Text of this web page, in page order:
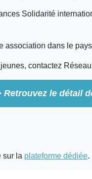
Solidarité
dans le
contactez
Retrouvez le détail
sur la plateforme dédiée.